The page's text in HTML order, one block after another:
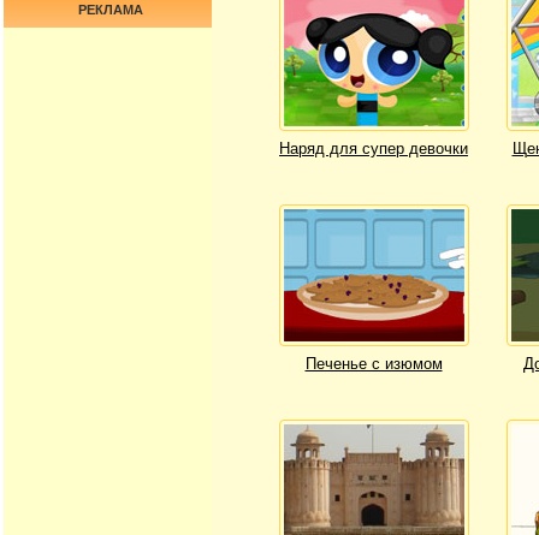
Наряд для супер девочки
Печенье с изюмом
РЕКЛАМА